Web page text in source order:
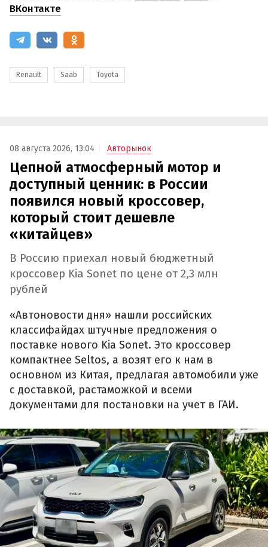
ВКонтакте
Renault Saab Toyota
08 августа 2026, 13:04 Авторынок
Цепной атмосферный мотор и
доступный ценник: в России
появился новый кроссовер,
который стоит дешевле
«китайцев»
В Россию приехал новый бюджетный
кроссовер Kia Sonet по цене от 2,3 млн
рублей
«Автоновости дня» нашли российских
классифайдах штучные предложения о
поставке нового Kia Sonet. Это кроссовер
компактнее Seltos, а возят его к нам в
основном из Китая, предлагая автомобили уже
с доставкой, растаможкой и всеми
документами для постановки на учет в ГАИ.